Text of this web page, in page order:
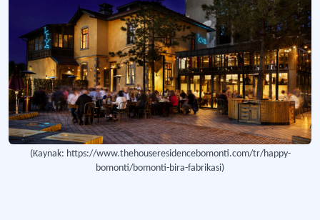
(Kaynak: https://www.thehouseresidencebomonti.com/tr/happy-
bomonti/bomonti-bira-fabrikasi)